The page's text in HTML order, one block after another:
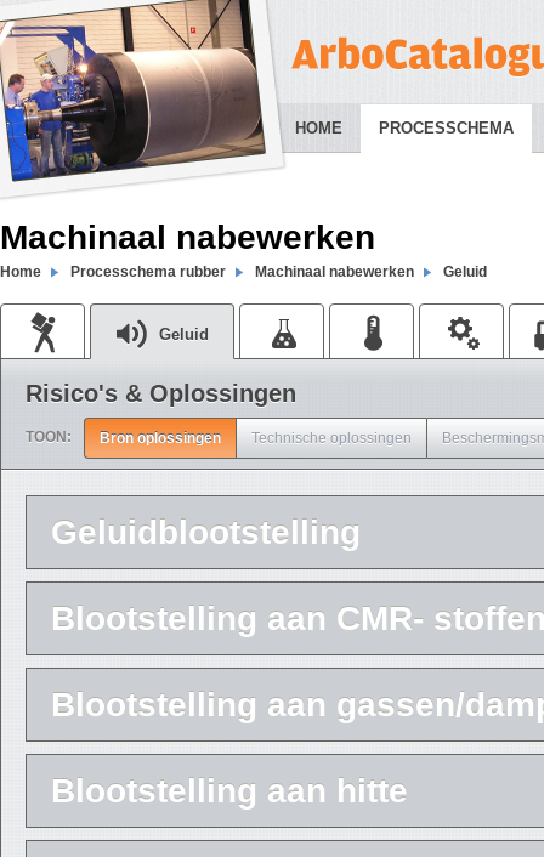
HOME PROCESSCHEMA
Machinaal nabewerken
Home Processchema rubber Machinaal nabewerken Geluid
Geluid
Risico's & Oplossingen
TOON: Bron oplossingen Technische oplossingen
Geluidblootstelling
Blootstelling aan CMR-
Blootstelling aan gassen/
Blootstelling aan hitte